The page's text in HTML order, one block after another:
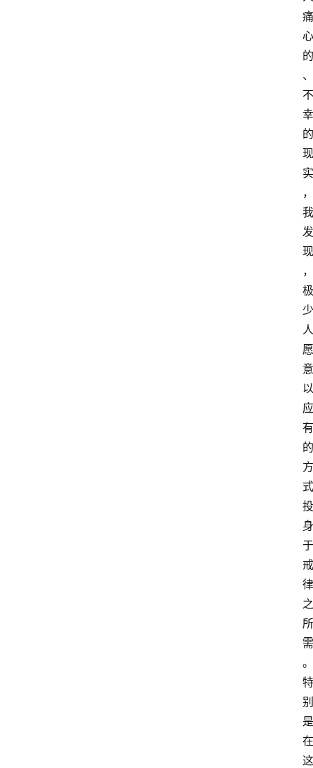
痛
心
的
、
不
幸
的
现
实
，
我
发
现
，
极
少
人
愿
意
以
应
有
的
方
式
投
身
于
戒
律
之
所
需
。
特
别
是
在
这